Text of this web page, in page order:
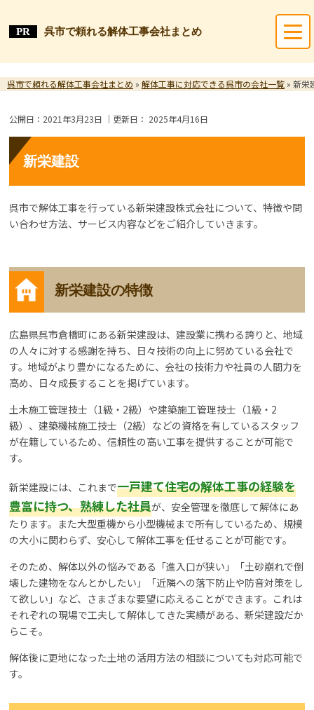
呉市で頼れる解体工事会社まとめ
呉市で頼れる解体工事会社まとめ » 解体工事に対応できる呉市の会社一覧 » 新栄
公開日： 2021年3月23日 ｜更新日： 2025年4月16日
新栄建設
呉市で解体工事を行っている新栄建設株式会社について、特徴や問
い合わせ方法、サービス内容などをご紹介していきます。
新栄建設の特徴
広島県呉市倉橋町にある新栄建設は、建設業に携わる誇りと、地域
の人々に対する感謝を持ち、日々技術の向上に努めている会社で
す。地域がより豊かになるために、会社の技術力や社員の人間力を
高め、日々成長することを掲げています。
土木施工管理技士（1級・2級）や建築施工管理技士（1級・2
級）、建築機械施工技士（2級）などの資格を有しているスタッフ
が在籍しているため、信頼性の高い工事を提供することが可能で
す。
新栄建設には、これまで一戸建て住宅の解体工事の経験を
豊富に持つ、熟練した社員が、安全管理を徹底して解体にあ
たります。また大型重機から小型機械まで所有しているため、規模
の大小に関わらず、安心して解体工事を任せることが可能です。
そのため、解体以外の悩みである「進入口が狭い」「土砂崩れで倒
壊した建物をなんとかしたい」「近隣への落下防止や防音対策をし
て欲しい」など、さまざまな要望に応えることができます。これは
それぞれの現場で工夫して解体してきた実績がある、新栄建設だか
らこそ。
解体後に更地になった土地の活用方法の相談についても対応可能で
す。